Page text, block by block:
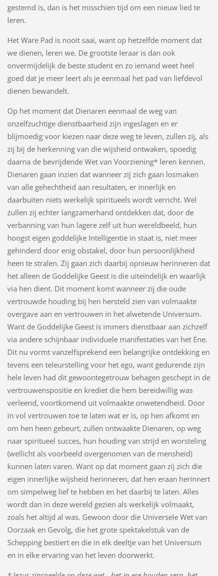
gestemd is, dan is het misschien tijd om een nieuw lied te
leren.
Het Ware Pad is nooit saai, want op hetzelfde moment dat
we dienen, leren we. De grootste leraar is dan ook
onvermijdelijk de beste student en zo iemand weet heel
goed dat je meer leert als je eenmaal het pad van liefdevol
dienen bewandelt.
Op het moment dat Dienaren eenmaal de weg van
onzelfzuchtige dienstbaarheid zijn ingeslagen en er
blijmoedig voor kiezen naar deze weg te leven, zullen zij, als
zij bij de herkenning van die wijsheid ontwaken, spoedig
daarna de bevrijdende Wet van Voorziening* leren kennen.
Dienaren gaan inzien dat wanneer zij zich gaan losmaken
van alle gehechtheid aan resultaten, er innerlijk en
daarbuiten niets werkelijk spiritueels wordt verricht. Wel
zullen zij echter langzamerhand ontdekken dat, door de
verbanning van hun lagere zelf uit hun wereldbeeld, hun
hoogst eigen goddelijke Intelligentie in staat is, niet meer
gehinderd door enig obstakel, door hun persoonlijkheid
heen te stralen. Zij gaan zich daarbij opnieuw herinneren dat
het alleen de Goddelijke Geest is die uiteindelijk en waarlijk
via hen dient. Dit moment komt wanneer zij die oude
vertrouwde houding bij hen hersteld zien van volmaakte
overgave aan en vertrouwen in het alwetende Universum.
Want de Goddelijke Geest is immers dienstbaar aan zichzelf
via andere schijnbaar individuele manifestaties van het Ene.
Dit nu vormt vanzelfsprekend een belangrijke ontdekking en
tevens een teleurstelling voor het ego, want gedurende zijn
hele leven had dit gewoontegetrouw behagen geschept in de
vertrouwenspositie en krediet die hem bereidwillig was
verleend, voortkomend uit volmaakte onwetendheid. Door
in vol vertrouwen toe te laten wat er is, op hen afkomt en
om hen heen gebeurt, zullen ontwaakte Dienaren, op weg
naar spiritueel succes, hun houding van strijd en worsteling
(wellicht als voorbeeld overgenomen van de mensheid)
kunnen laten varen. Want op dat moment gaan zij zich die
eigen innerlijke wijsheid herinneren, dat hen eraan herinnert
om simpelweg lief te hebben en het daarbij te laten. Alles
wordt dan in deze wereld gezien als werkelijk volmaakt,
zoals het altijd al was. Gewoon door die Universele Wet van
Oorzaak en Gevolg, die het grote spektakelstuk van de
Schepping bestiert en die in elk deeltje van het Universum
en in elke ervaring van het leven doorwerkt.